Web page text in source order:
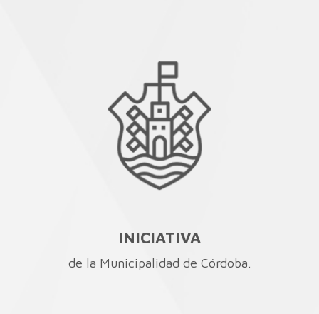
INICIATIVA
de la Municipalidad de Córdoba.